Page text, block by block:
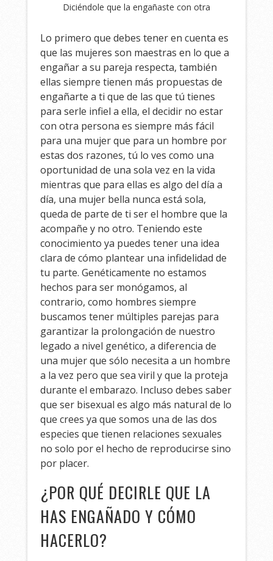
Diciéndole que la engañaste con otra
Lo primero que debes tener en cuenta es
que las mujeres son maestras en lo que a
engañar a su pareja respecta, también
ellas siempre tienen más propuestas de
engañarte a ti que de las que tú tienes
para serle infiel a ella, el decidir no estar
con otra persona es siempre más fácil
para una mujer que para un hombre por
estas dos razones, tú lo ves como una
oportunidad de una sola vez en la vida
mientras que para ellas es algo del día a
día, una mujer bella nunca está sola,
queda de parte de ti ser el hombre que la
acompañe y no otro. Teniendo este
conocimiento ya puedes tener una idea
clara de cómo plantear una infidelidad de
tu parte. Genéticamente no estamos
hechos para ser monógamos, al
contrario, como hombres siempre
buscamos tener múltiples parejas para
garantizar la prolongación de nuestro
legado a nivel genético, a diferencia de
una mujer que sólo necesita a un hombre
a la vez pero que sea viril y que la proteja
durante el embarazo. Incluso debes saber
que ser bisexual es algo más natural de lo
que crees ya que somos una de las dos
especies que tienen relaciones sexuales
no solo por el hecho de reproducirse sino
por placer.
¿POR QUÉ DECIRLE QUE LA
HAS ENGAÑADO Y CÓMO
HACERLO?